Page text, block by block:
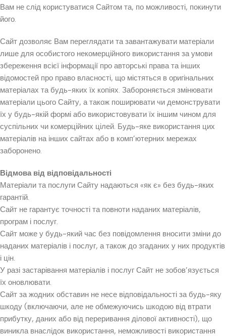
Вам не слід користуватися Сайтом та, по можливості, покинути
його.
Сайт дозволяє Вам переглядати та завантажувати матеріали
лише для особистого некомерційного використання за умови
збереження всієї інформації про авторські права та інших
відомостей про право власності, що містяться в оригінальних
матеріалах та будь-яких їх копіях. Забороняється змінювати
матеріали цього Сайту, а також поширювати чи демонструвати
їх у будь-якій формі або використовувати їх іншим чином для
суспільних чи комерційних цілей. Будь-яке використання цих
матеріалів на інших сайтах або в комп’ютерних мережах
заборонено.
Відмова від відповідальності
Матеріали та послуги Сайту надаються «як є» без будь-яких
гарантій.
Сайт не гарантує точності та повноти наданих матеріалів,
програм і послуг.
Сайт може у будь-який час без повідомлення вносити зміни до
наданих матеріалів і послуг, а також до згаданих у них продуктів
і цін.
У разі застарівання матеріалів і послуг Сайт не зобов’язується
їх оновлювати.
Сайт за жодних обставин не несе відповідальності за будь-яку
шкоду (включаючи, але не обмежуючись шкодою від втрати
прибутку, даних або від переривання ділової активності), що
виникла внаслідок використання, неможливості використання